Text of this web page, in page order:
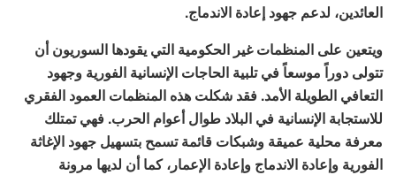
العائدين، لدعم جهود إعادة الاندماج.
ويتعين على المنظمات غير الحكومية التي يقودها السوريون أن
تتولى دوراً موسعاً في تلبية الحاجات الإنسانية الفورية وجهود
التعافي الطويلة الأمد. فقد شكلت هذه المنظمات العمود الفقري
للاستجابة الإنسانية في البلاد طوال أعوام الحرب. فهي تمتلك
معرفة محلية عميقة وشبكات قائمة تسمح بتسهيل جهود الإغاثة
الفورية وإعادة الاندماج وإعادة الإعمار، كما أن لديها مرونة